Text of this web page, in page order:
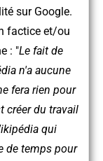
sur Google.
factice et/ou
: "Le fait de
n'a aucune
fera rien pour
créer du travail
qui
de temps pour